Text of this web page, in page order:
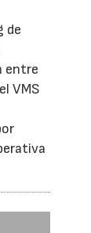
de
entre
VMS